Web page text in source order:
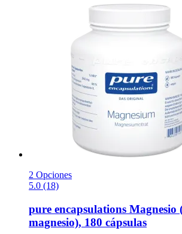
2 Opciones
5.0 (18)
pure encapsulations Magnesio
magnesio), 180 cápsulas